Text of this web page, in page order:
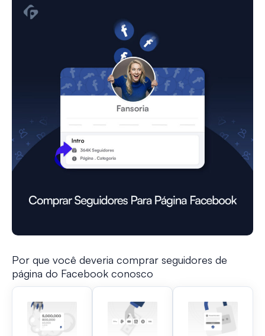
Por que você deveria comprar seguidores de
página do Facebook conosco